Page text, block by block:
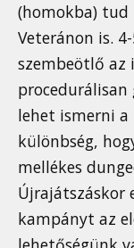
(homokba)
Veteránon is.
szembeötlő az
lehet ismerni a
különbség,
mellékes
Újrajátszáskor
kampányt az